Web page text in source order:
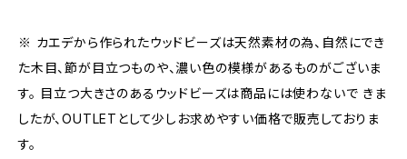
※ カエデから作られたウッドビーズは天然素材の為、自然にでき
た木目、節が目立つものや、濃い色の模様があるものがございま
す。 目立つ大きさのあるウッドビーズは商品には使わないで きま
したが、OUTLETとして少しお求めやすい価格で販売しておりま
す。